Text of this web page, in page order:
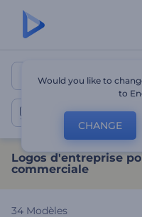
Logos
Animations de
Logos d'entreprise
commerciale
34 Modèles
Would you like to
to
CHANGE